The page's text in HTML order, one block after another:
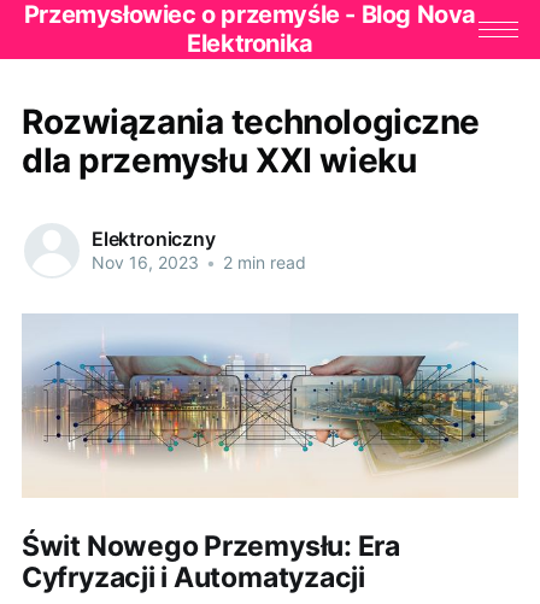
Przemysłowiec o przemyśle - Blog Nova
Elektronika
Rozwiązania technologiczne
dla przemysłu XXI wieku
Elektroniczny
Nov 16, 2023 • 2 min read
Świt Nowego Przemysłu: Era
Cyfryzacji i Automatyzacji